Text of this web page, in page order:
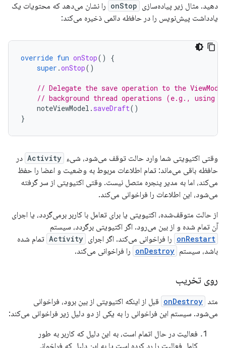
دهید. مثال زیر پیاده‌سازی onStop را نشان می‌دهد که محتویات یک
یادداشت پیش‌نویس را در حافظه دائمی ذخیره می‌کند:
override fun onStop()
{
super .onStop()
// Delegate the save operation to the
// background thread operations (e.g., using
noteViewModel . saveDraft()
}
وقتی اکتیویتی شما وارد حالت توقف می‌شود، شیء Activity در
حافظه باقی می‌ماند: تمام اطلاعات مربوط به وضعیت و اعضا را حفظ
می‌کند، اما به مدیر پنجره متصل نیست. وقتی اکتیویتی از سر گرفته
می‌شود، این اطلاعات را فراخوانی می‌کند.
از حالت متوقف‌شده، اکتیویتی یا برای تعامل با کاربر برمی‌گردد، یا اجرای
آن تمام شده و از بین می‌رود. اگر اکتیویتی برگردد، سیستم
onRestart را فراخوانی می‌کند. اگر اجرای Activity تمام شده
باشد، سیستم onDestroy را فراخوانی می‌کند.
روی تخریب
متد onDestroy قبل از اینکه اکتیویتی از بین برود، فراخوانی
می‌شود. سیستم این فراخوانی را به یکی از دو دلیل زیر فراخوانی می‌کند:
فعالیت در حال اتمام است، به این دلیل که کاربر به طور
کامل فعالیت را رد کرده است یا به این دلیل که فراخوانی